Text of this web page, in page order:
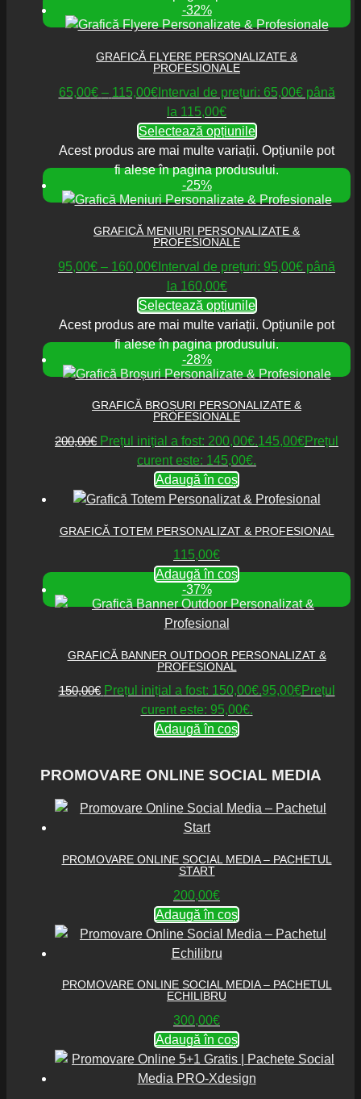
-32%
GRAFICĂ FLYERE PERSONALIZATE &
PROFESIONALE
65,00€ – 115,00€Interval de prețuri: 65,00€ până
la 115,00€
Selectează opțiunile
Acest produs are mai multe variații. Opțiunile pot
fi alese în pagina produsului.
-25%
GRAFICĂ MENIURI PERSONALIZATE &
PROFESIONALE
95,00€ – 160,00€ Interval de prețuri: 95,00€ până
la 160,00€
Selectează opțiunile
Acest produs are mai multe variații. Opțiunile pot
fi alese în pagina produsului.
-28%
GRAFICĂ BROȘURI PERSONALIZATE &
PROFESIONALE
200,00€ Prețul inițial a fost: 200,00€.145,00€Prețul
curent este: 145,00€.
Adaugă în coș
GRAFICĂ TOTEM PERSONALIZAT & PROFESIONAL
115,00€
Adaugă în coș
-37%
GRAFICĂ BANNER OUTDOOR PERSONALIZAT &
PROFESIONAL
150,00€ Prețul inițial a fost: 150,00€.95,00€Prețul
curent este: 95,00€.
Adaugă în coș
PROMOVARE ONLINE SOCIAL MEDIA
PROMOVARE ONLINE SOCIAL MEDIA – PACHETUL
START
200,00€
Adaugă în coș
PROMOVARE ONLINE SOCIAL MEDIA – PACHETUL
ECHILIBRU
300,00€
Adaugă în coș